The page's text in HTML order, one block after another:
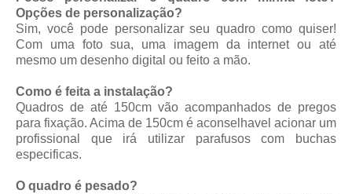
Opções de personalização?
Sim, você pode personalizar seu quadro como quiser!
Com uma foto sua, uma imagem da internet ou até
mesmo um desenho digital ou feito a mão.
Como é feita a instalação?
Quadros de até 150cm vão acompanhados de pregos
para fixação. Acima de 150cm é aconselhavel acionar um
profissional que irá utilizar parafusos com buchas
especificas.
O quadro é pesado?